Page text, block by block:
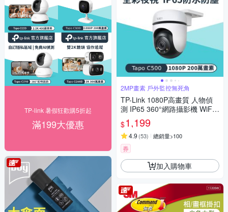
TP-link 暑假狂歡購5折起
滿199大優惠
2MP畫素 戶外監控無死角
TP-Link 1080P高畫質 人物偵
測 IP65 360°網路攝影機 WiFi
監視器 IPCAM (雙向語音/全彩
夜視/Tapo C500)
$1,199
4.9 (53) 總銷量>100
券
加入購物車